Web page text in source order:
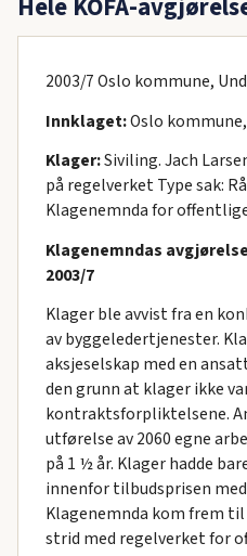
Hele KOFA-
2003/7 Oslo kommune,
Innklaget:Oslo
Klager:Siviling. Jach
på regelverket Type sak:
Klagenemnda for
Klagenemndas
2003/7
Klager ble avvist fra en
av byggeledertjenester.
aksjeselskap med en
den grunn at klager ikke
kontraktsforpliktelsene.
utførelse av 2060 egne
på 1 ½ år. Klager hadde
innenfor tilbudsprisen
Klagenemnda kom frem
strid med regelverket for